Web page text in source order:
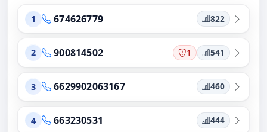
1 674626779 822
2 900814502 1 541
3 6629902063167 460
4 663230531 444